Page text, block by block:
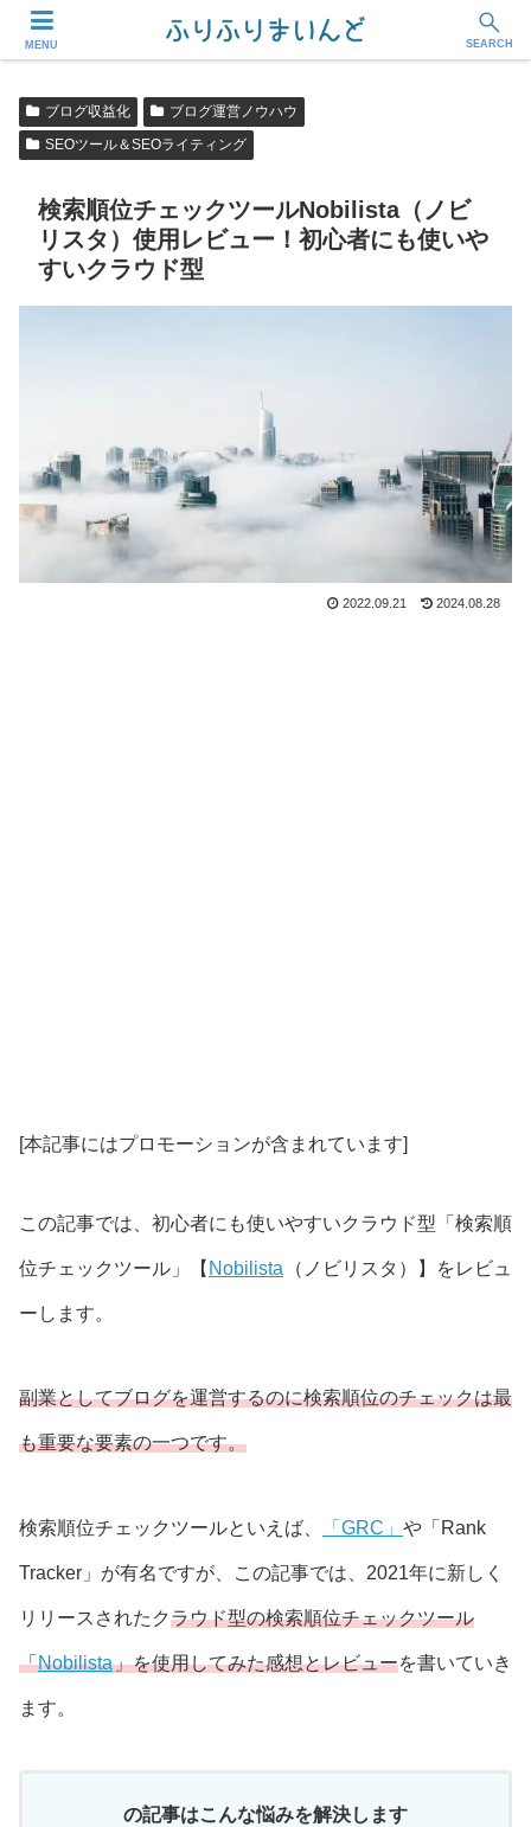
フリーランス・副業ワーカー応援メディア
ブログ収益化
ブログ運営ノウハウ
SEOツール＆SEOライティング
検索順位チェックツールNobilista（ノビ
リスタ）使用レビュー！初心者にも使いや
すいクラウド型
2022.09.21 2024.08.28
[本記事にはプロモーションが含まれています]
この記事では、初心者にも使いやすいクラウド型「検索順
位チェックツール」【 Nobilista （ノビリスタ）】をレビュ
ーします。
副業としてブログを運営するのに検索順位のチェックは最
も重要な要素の一つです。
検索順位チェックツールといえば、 「GRC」 や「Rank
Tracker」が有名ですが、この記事では、2021年に新しく
リリースされたクラウド型の検索順位チェックツール
「Nobilista」を使用してみた感想とレビューを書いていき
ます。
の記事はこんな悩みを解決します
MENU SEARCH